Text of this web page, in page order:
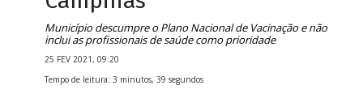
Município descumpre o Plano Nacional de Vacinação e não
inclui as profissionais de saúde como prioridade
25 FEV 2021, 09:20
Tempo de leitura: 3 minutos, 39 segundos